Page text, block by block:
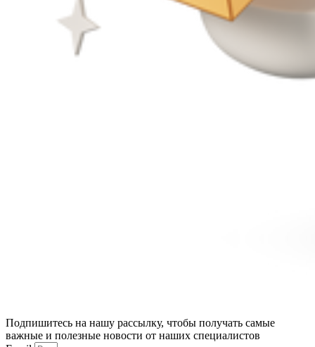
Подпишитесь на нашу рассылку, чтобы получать самые
важные и полезные новости от наших специалистов